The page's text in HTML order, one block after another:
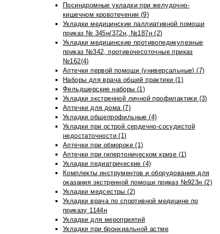
Посиндромные укладки при желудочно-
кишечном кровотечении (9)
Укладки медицинские паллиативной помощи
приказ № 345н/372н, №187н (2)
Укладки медицинские противопедикулезные
приказ №342, противочесоточные приказ
№162(4)
Аптечки первой помощи (универсальные) (7)
Наборы для врача общей практики (1)
Фельдшерские наборы (1)
Укладки экстренной личной профилактики (3)
Аптечки для дома (7)
Укладки общепрофильные (4)
Укладки при острой сердечно-сосудистой
недостаточности (1)
Аптечки при обмороке (1)
Аптечки при гипертоническом кризе (1)
Укладки педиатрические (4)
Комплекты инструментов и оборудования для
оказания экстренной помощи приказ №923н (2)
Укладки медсестры (2)
Укладки врача по спортивной медицине по
приказу 1144н
Укладки для мероприятий
Укладки при бронхиальной астме